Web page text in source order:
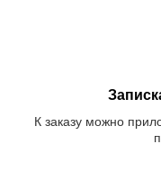
К заказу можно